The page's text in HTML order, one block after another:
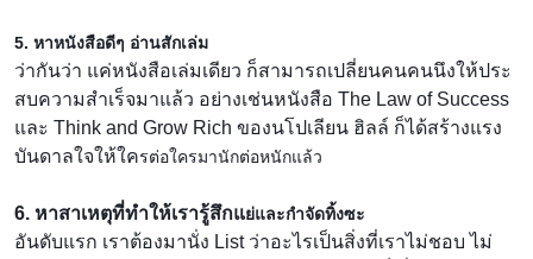
5. หาหนังสือดีๆ อ่านสักเล่ม
ว่ากันว่า แค่หนังสือเล่มเดียว ก็สามารถเปลี่ยนคนคนนึงให้ประ
สบความสำเร็จมาแล้ว อย่างเช่นหนังสือ The Law of Success
และ Think and Grow Rich ของนโปเลียน ฮิลล์ ก็ได้สร้างแรง
บันดาลใจให้ใครต่อใครมานักต่อหนักแล้ว
6. หาสาเหตุที่ทำให้เรารู้สึกแย่และกำจัดทิ้งซะ
อันดับแรก เราต้องมานั่ง List ว่าอะไรเป็นสิ่งที่เราไม่ชอบ ไม่